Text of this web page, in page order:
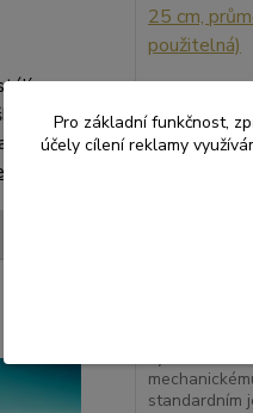
Slámky
cm, průměr
vyrobená
standardním
Pro základní funkčnost,
účely cílení reklamy